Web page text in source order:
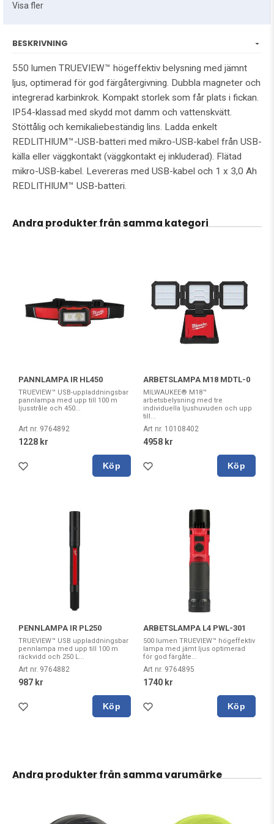
Visa fler
BESKRIVNING
550 lumen TRUEVIEW™ högeffektiv belysning med jämnt
ljus, optimerad för god färgåtergivning. Dubbla magneter och
integrerad karbinkrok. Kompakt storlek som får plats i fickan.
IP54-klassad med skydd mot damm och vattenskvätt.
Stöttålig och kemikaliebeständig lins. Ladda enkelt
REDLITHIUM™-USB-batteri med mikro-USB-kabel från USB-
källa eller väggkontakt (väggkontakt ej inkluderad). Flätad
mikro-USB-kabel. Levereras med USB-kabel och 1 x 3,0 Ah
REDLITHIUM™ USB-batteri.
Andra produkter från samma kategori
PANNLAMPA IR HL450
TRUEVIEW™ USB-uppladdningsbar
pannlampa med upp till 100 m
ljusstråle och 450...
Art nr. 9764892
1228 kr
Köp
ARBETSLAMPA M18 MDTL-0
MILWAUKEE® M18™
arbetsbelysning med tre
individuella ljushuvuden och upp
till...
Art nr. 10108402
4958 kr
Köp
PENNLAMPA IR PL250
TRUEVIEW™ USB uppladdningsbar
pennlampa med upp till 100 m
räckvidd och 250 L...
Art nr. 9764882
987 kr
Köp
ARBETSLAMPA L4 PWL-301
500 lumen TRUEVIEW™ högeffektiv
lampa med jämt ljus optimerad
för god färgåte...
Art nr. 9764895
1740 kr
Köp
Andra produkter från samma varumärke